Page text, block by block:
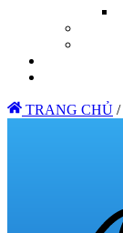
TRANG CHỦ /